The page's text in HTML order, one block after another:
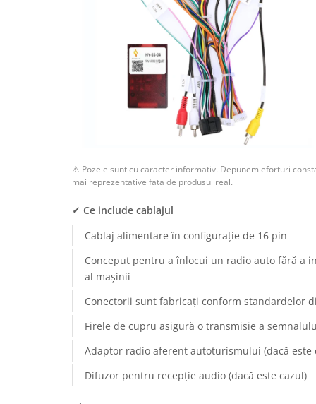
Rame adaptoare Mitsubishi
Rame adaptoare Isuzu
Rame adaptoare Subaru
Rame adaptoare Iveco
Rame adaptoare Smart
Rame adaptoare Land Rover
Rame adaptoare Ssangyong
Rame adaptoare Hummer
Camere marșarier auto
⚠ Pozele sunt cu caracter informativ. Depunem eforturi
mai reprezentative fata de produsul real.
✓ Ce include cablajul
Cablaj alimentare în configurație de 16 pin
Conceput pentru a înlocui un radio auto fără a
al mașinii
Conectorii sunt fabricați conform standardelor
Firele de cupru asigură o transmisie a
Adaptor radio aferent autoturismului (dacă este
Difuzor pentru recepție audio (dacă este cazul)